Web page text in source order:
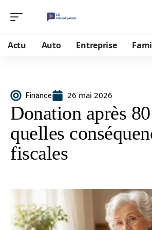
Actu Auto Entreprise
Finance 26 mai 2026
Donation après
quelles
fiscales